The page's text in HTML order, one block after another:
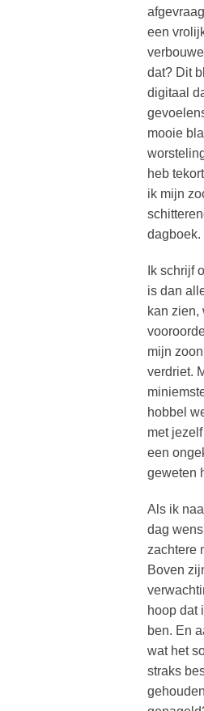
een
dat? Dit
digitaal
mooie
heb
ik mijn
dagboek.
Ik schrijf
is dan
kan zien,
mijn
verdriet.
hobbel
met
een
geweten
Als ik
dag
zachtere
Boven
hoop dat
ben. En
wat het
straks